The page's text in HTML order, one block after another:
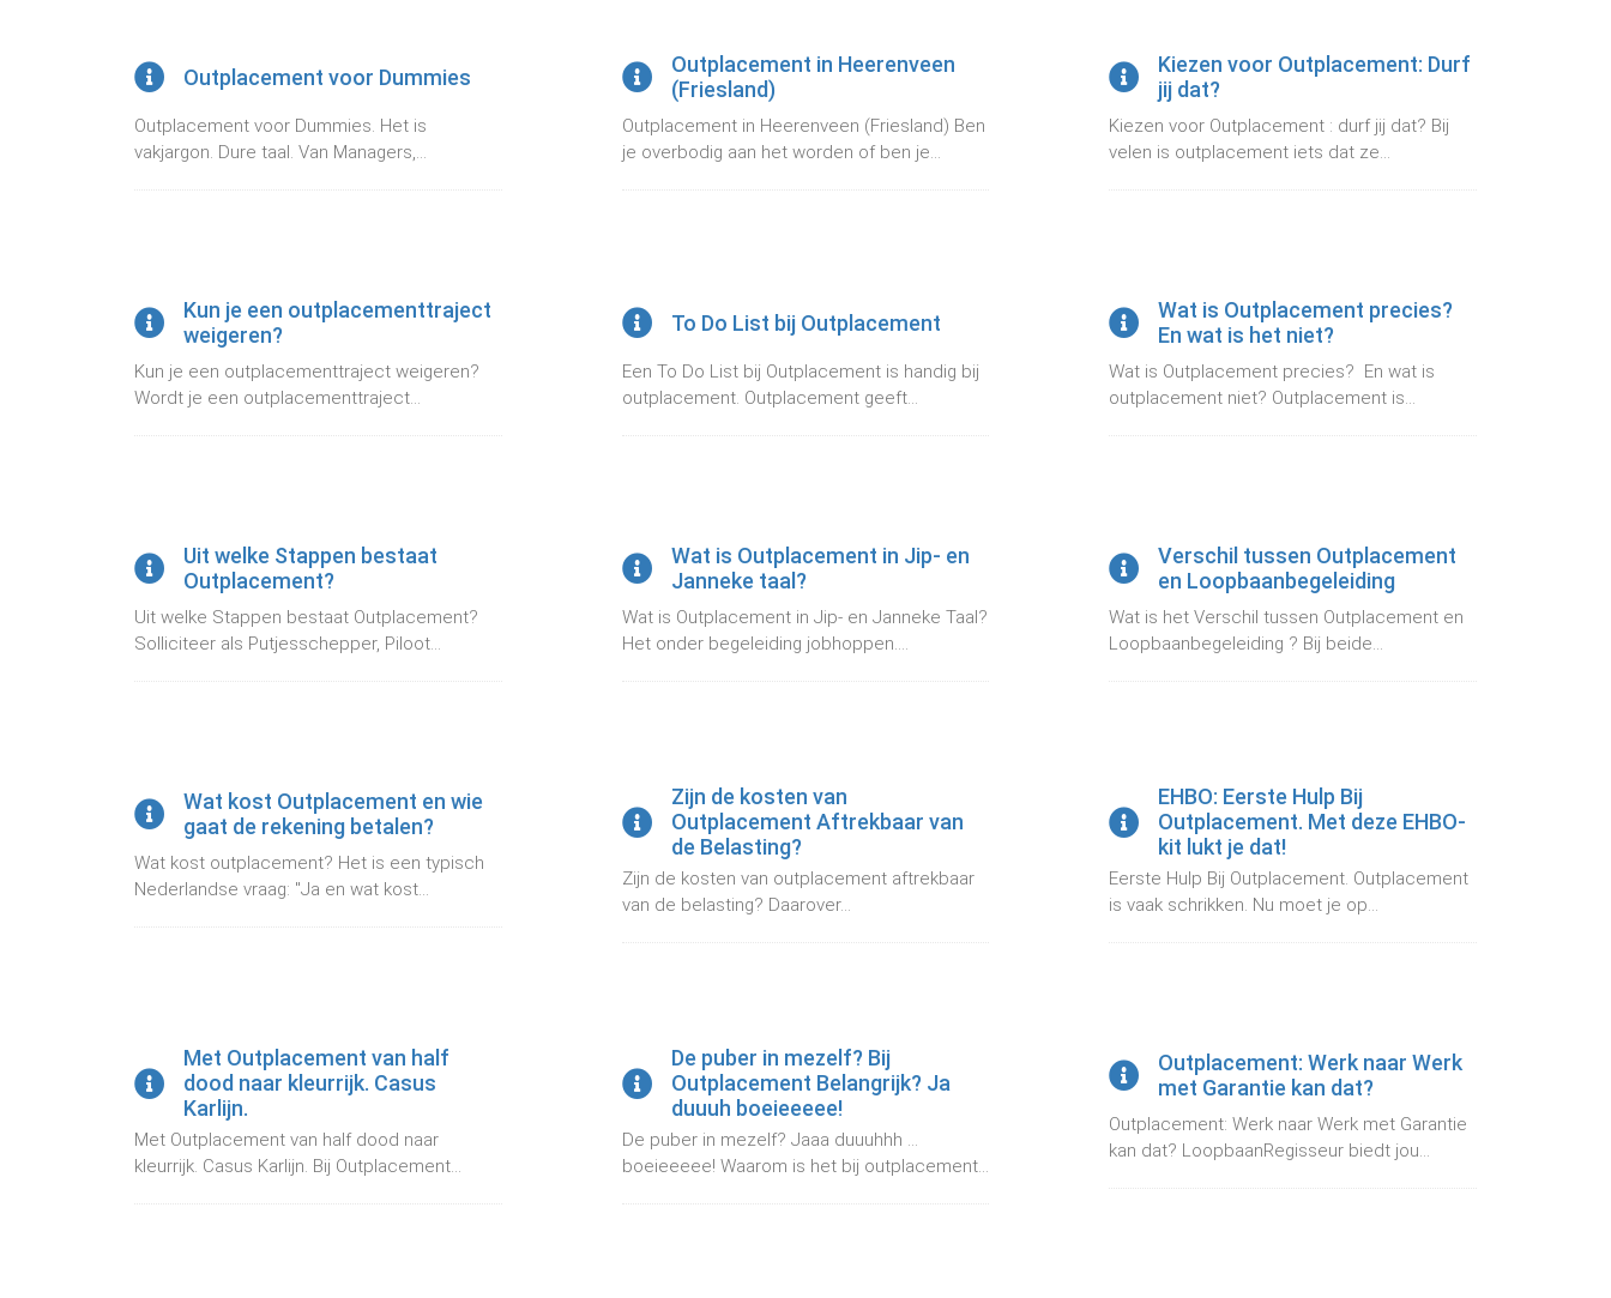
Outplacement voor Dummies
Outplacement voor Dummies. Het is
vakjargon. Dure taal. Van Managers,...
Outplacement in Heerenveen
(Friesland)
Outplacement in Heerenveen (Friesland) Ben
je overbodig aan het worden of ben je...
Kiezen voor Outplacement: Durf
jij dat?
Kiezen voor Outplacement : durf jij dat? Bij
velen is outplacement iets dat ze...
Kun je een outplacementtraject
weigeren?
Kun je een outplacementtraject weigeren?
Wordt je een outplacementtraject...
To Do List bij Outplacement
Een To Do List bij Outplacement is handig bij
outplacement. Outplacement geeft...
Wat is Outplacement precies?
En wat is het niet?
Wat is Outplacement precies? En wat is
outplacement niet? Outplacement is...
Uit welke Stappen bestaat
Outplacement?
Uit welke Stappen bestaat Outplacement?
Solliciteer als Putjesschepper, Piloot...
Wat is Outplacement in Jip- en
Janneke taal?
Wat is Outplacement in Jip- en Janneke Taal?
Het onder begeleiding jobhoppen....
Verschil tussen Outplacement
en Loopbaanbegeleiding
Wat is het Verschil tussen Outplacement en
Loopbaanbegeleiding ? Bij beide...
Wat kost Outplacement en wie
gaat de rekening betalen?
Wat kost outplacement? Het is een typisch
Nederlandse vraag: "Ja en wat kost...
Zijn de kosten van
Outplacement Aftrekbaar van
de Belasting?
Zijn de kosten van outplacement aftrekbaar
van de belasting? Daarover...
EHBO: Eerste Hulp Bij
Outplacement. Met deze EHBO-
kit lukt je dat!
Eerste Hulp Bij Outplacement. Outplacement
is vaak schrikken. Nu moet je op...
Met Outplacement van half
dood naar kleurrijk. Casus
Karlijn.
Met Outplacement van half dood naar
kleurrijk. Casus Karlijn. Bij Outplacement...
De puber in mezelf? Bij
Outplacement Belangrijk? Ja
duuuh boeieeeee!
De puber in mezelf? Jaaa duuuhhh ...
boeieeeee! Waarom is het bij outplacement...
Outplacement: Werk naar Werk
met Garantie kan dat?
Outplacement: Werk naar Werk met Garantie
kan dat? LoopbaanRegisseur biedt jou...